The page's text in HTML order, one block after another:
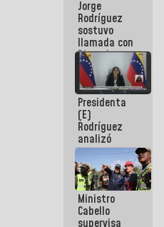
públicos
Jorge
Rodríguez
sostuvo
llamada con
Dinorah
Figuera y
acuerdan
primer
encuentro
presencial
para el
diálogo
Presidenta
(E)
Rodríguez
analizó
junto a
gobernadores
planes de
recuperación
del Sistema
Eléctrico
Ministro
Cabello
supervisa